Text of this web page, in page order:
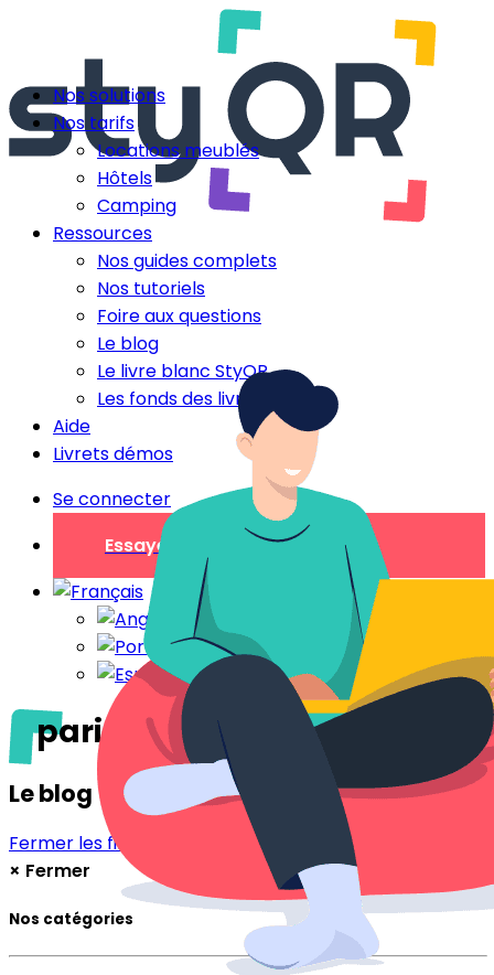
Nos solutions
Nos tarifs
Locations meublés
Hôtels
Camping
Ressources
Nos guides complets
Nos tutoriels
Foire aux questions
Le blog
Le livre blanc StyQR
Les fonds des livrets
Aide
Livrets démos
Se connecter
Essayer gratuitement
paris
Le blog
Fermer les filtres
× Fermer
Nos catégories